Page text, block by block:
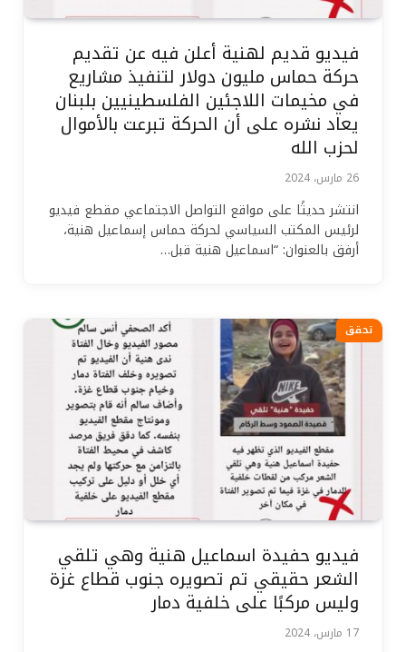
فيديو قديم لهنية أعلن فيه عن تقديم
حركة حماس مليون دولار لتنفيذ مشاريع
في مخيمات اللاجئين الفلسطينيين بلبنان
يعاد نشره على أن الحركة تبرعت بالأموال
لحزب الله
26 مارس، 2024
انتشر حديثًا على مواقع التواصل الاجتماعي مقطع فيديو
لرئيس المكتب السياسي لحركة حماس إسماعيل هنية،
أرفق بالعنوان: “اسماعيل هنية قبل…
تحقق
فيديو حفيدة اسماعيل هنية وهي تلقي
الشعر حقيقي تم تصويره جنوب قطاع غزة
وليس مركبًا على خلفية دمار
17 مارس، 2024